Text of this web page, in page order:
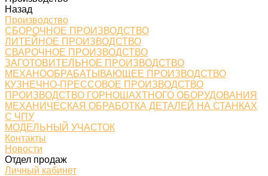
Назад
Производство
СБОРОЧНОЕ ПРОИЗВОДСТВО
ЛИТЕЙНОЕ ПРОИЗВОДСТВО
СВАРОЧНОЕ ПРОИЗВОДСТВО
ЗАГОТОВИТЕЛЬНОЕ ПРОИЗВОДСТВО
МЕХАНООБРАБАТЫВАЮЩЕЕ ПРОИЗВОДСТВО
КУЗНЕЧНО-ПРЕССОВОЕ ПРОИЗВОДСТВО
ПРОИЗВОДСТВО ГОРНОШАХТНОГО ОБОРУДОВАНИЯ
МЕХАНИЧЕСКАЯ ОБРАБОТКА ДЕТАЛЕЙ НА СТАНКАХ
С ЧПУ
МОДЕЛЬНЫЙ УЧАСТОК
Контакты
Новости
Отдел продаж
Личный кабинет